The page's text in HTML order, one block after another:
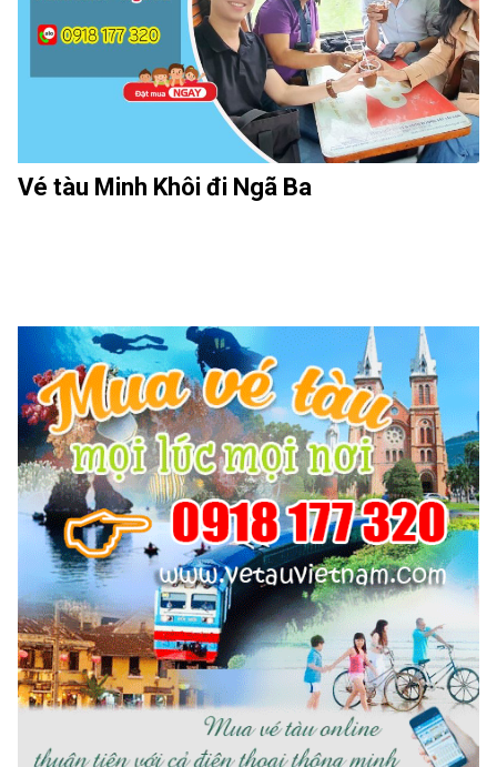
Vé tàu Minh Khôi đi Ngã Ba